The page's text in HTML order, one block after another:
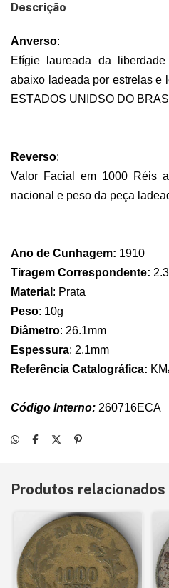
Descrição
Anverso:
Efígie laureada da
abaixo ladeada por estrelas e
ESTADOS UNIDSO DO
Reverso:
Valor Facial em 1000 Réis
nacional e peso da peça
Ano de Cunhagem: 1910
Tiragem Correspondente:
Material : Prata
Peso: 10g
Diâmetro: 26.1mm
Espessura: 2.1mm
Referência Catalográfica: KM
Código Interno: 260716ECA
Produtos relacionados